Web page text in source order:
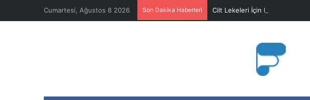
Cumartesi, Ağustos 8 2026 Son Dakika Haberleri Cilt Lekeleri İçin Pratik Maske